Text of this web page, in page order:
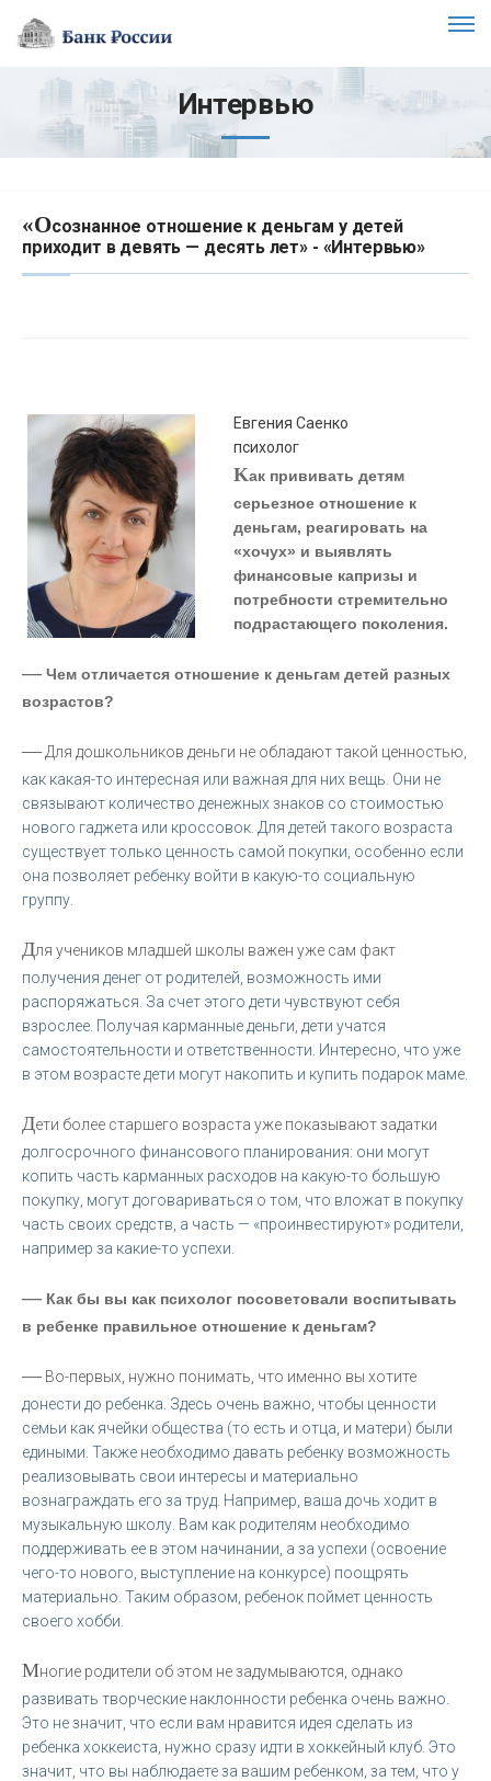
Интервью
«Осознанное отношение к деньгам у детей
приходит в девять — десять лет» - «Интервью»
Евгения Саенко
психолог
Kак прививать детям
серьезное отношение к
деньгам, реагировать на
«хочух» и выявлять
финансовые капризы и
потребности стремительно
подрастающего поколения.
— Чем отличается отношение к деньгам детей разных
возрастов?
— Для дошкольников деньги не обладают такой ценностью,
как какая-то интересная или важная для них вещь. Они не
связывают количество денежных знаков со стоимостью
нового гаджета или кроссовок. Для детей такого возраста
существует только ценность самой покупки, особенно если
она позволяет ребенку войти в какую-то социальную
группу.
Для учеников младшей школы важен уже сам факт
получения денег от родителей, возможность ими
распоряжаться. За счет этого дети чувствуют себя
взрослее. Получая карманные деньги, дети учатся
самостоятельности и ответственности. Интересно, что уже
в этом возрасте дети могут накопить и купить подарок маме.
Дети более старшего возраста уже показывают задатки
долгосрочного финансового планирования: они могут
копить часть карманных расходов на какую-то большую
покупку, могут договариваться о том, что вложат в покупку
часть своих средств, а часть — «проинвестируют» родители,
например за какие-то успехи.
— Как бы вы как психолог посоветовали воспитывать
в ребенке правильное отношение к деньгам?
— Во-первых, нужно понимать, что именно вы хотите
донести до ребенка. Здесь очень важно, чтобы ценности
семьи как ячейки общества (то есть и отца, и матери) были
едиными. Также необходимо давать ребенку возможность
реализовывать свои интересы и материально
вознаграждать его за труд. Например, ваша дочь ходит в
музыкальную школу. Вам как родителям необходимо
поддерживать ее в этом начинании, а за успехи (освоение
чего-то нового, выступление на конкурсе) поощрять
материально. Таким образом, ребенок поймет ценность
своего хобби.
Многие родители об этом не задумываются, однако
развивать творческие наклонности ребенка очень важно.
Это не значит, что если вам нравится идея сделать из
ребенка хоккеиста, нужно сразу идти в хоккейный клуб. Это
значит, что вы наблюдаете за вашим ребенком, за тем, что у